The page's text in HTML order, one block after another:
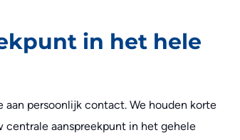
in het hele
aan persoonlijk contact. We houden korte
aanspreekpunt in het gehele